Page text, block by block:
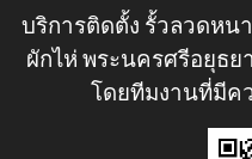
บริการติดตั้ง รั้วลวดหน
ผักไห่ พระนครศรีอยุธย
โดยทีมงานที่มีค